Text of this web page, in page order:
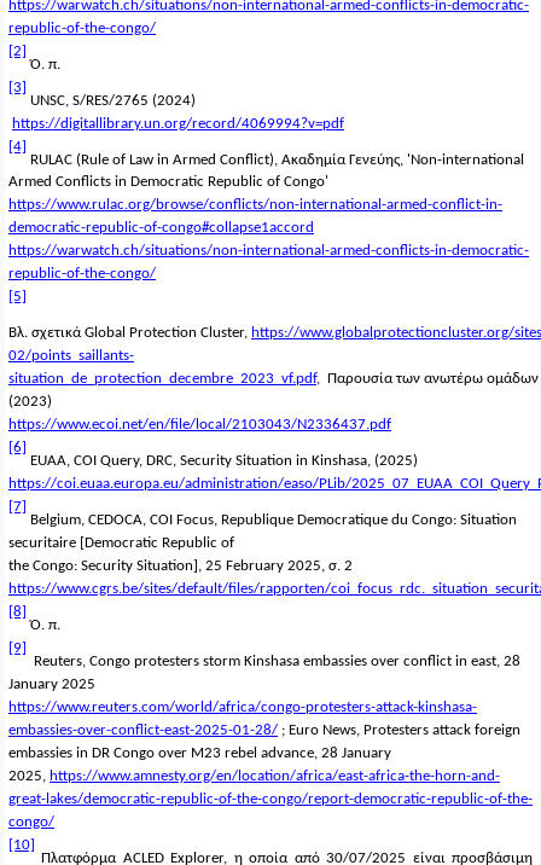
https://warwatch.ch/situations/non-international-armed-conflicts-in-democratic-
republic-of-the-congo/
[2]
Ό. π.
[3]
UNSC, S/RES/2765 (2024)
https://digitallibrary.un.org/record/4069994?v=pdf
[4]
RULAC (Rule of Law in Armed Conflict), Ακαδημία Γενεύης, 'Non-international
Armed Conflicts in Democratic Republic of Congo'
https://www.rulac.org/browse/conflicts/non-international-armed-conflict-in-
democratic-republic-of-congo#collapse1accord
https://warwatch.ch/situations/non-international-armed-conflicts-in-democratic-
republic-of-the-congo/
[5]
Βλ. σχετικάGlobal Protection Cluster, https://www.globalprotectioncluster.org/
02/points_saillants-
situation_de_protection_decembre_2023_vf.pdf, Παρουσία των ανωτέρω ομάδων
(2023)
https://www.ecoi.net/en/file/local/2103043/N2336437.pdf
[6]
EUAA, COI Query, DRC, Security Situation in Kinshasa, (2025)
https://coi.euaa.europa.eu/administration/easo/PLib/
[7]
Belgium, CEDOCA, COI Focus, Republique Democratique du Congo: Situation
securitaire [Democratic Republic of
the Congo: Security Situation], 25 February 2025, σ. 2
https://www.cgrs.be/sites/default/files/rapporten/
[8]
Ό. π.
[9]
Reuters, Congo protesters storm Kinshasa embassies over conflict in east, 28
January 2025
https://www.reuters.com/world/africa/congo-protesters-attack-kinshasa-
embassies-over-conflict-east-2025-01-28/ ; Euro News, Protesters attack foreign
embassies in DR Congo over M23 rebel advance, 28 January
2025, https://www.amnesty.org/en/location/africa/east-africa-the-horn-and-
great-lakes/democratic-republic-of-the-congo/report-democratic-republic-of-the-
congo/
[10]
Πλατφόρμα ACLED Explorer, η οποία από30/07/2025 είναι προσβάσιμη